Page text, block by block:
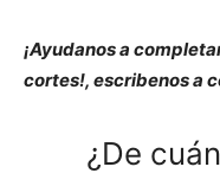
¡Ayudanos a
cortes!, escribenos a
¿De